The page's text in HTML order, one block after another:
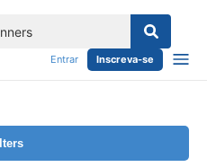
Entrar Inscreva-se